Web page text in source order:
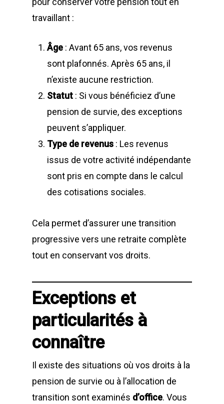
travaillant :
Âge : Avant 65 ans, vos revenus
sont plafonnés. Après 65 ans, il
n’existe aucune restriction.
Statut : Si vous bénéficiez d’une
pension de survie, des exceptions
peuvent s’appliquer.
Type de revenus : Les revenus
issus de votre activité indépendante
sont pris en compte dans le calcul
des cotisations sociales.
Cela permet d’assurer une transition
progressive vers une retraite complète
tout en conservant vos droits.
Exceptions et
particularités à
connaître
Il existe des situations où vos droits à la
pension de survie ou à l’allocation de
transition sont examinés d’office. Vous